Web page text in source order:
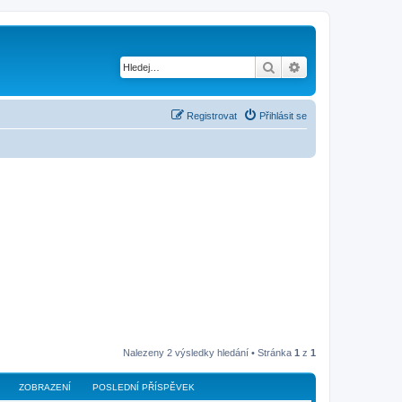
Hledat
Přihlásit se
Registrovat
Nalezeny 2 výsledky hledání • Stránka 1 z 1
ZOBRAZENÍ POSLEDNÍ PŘÍSPĚVEK